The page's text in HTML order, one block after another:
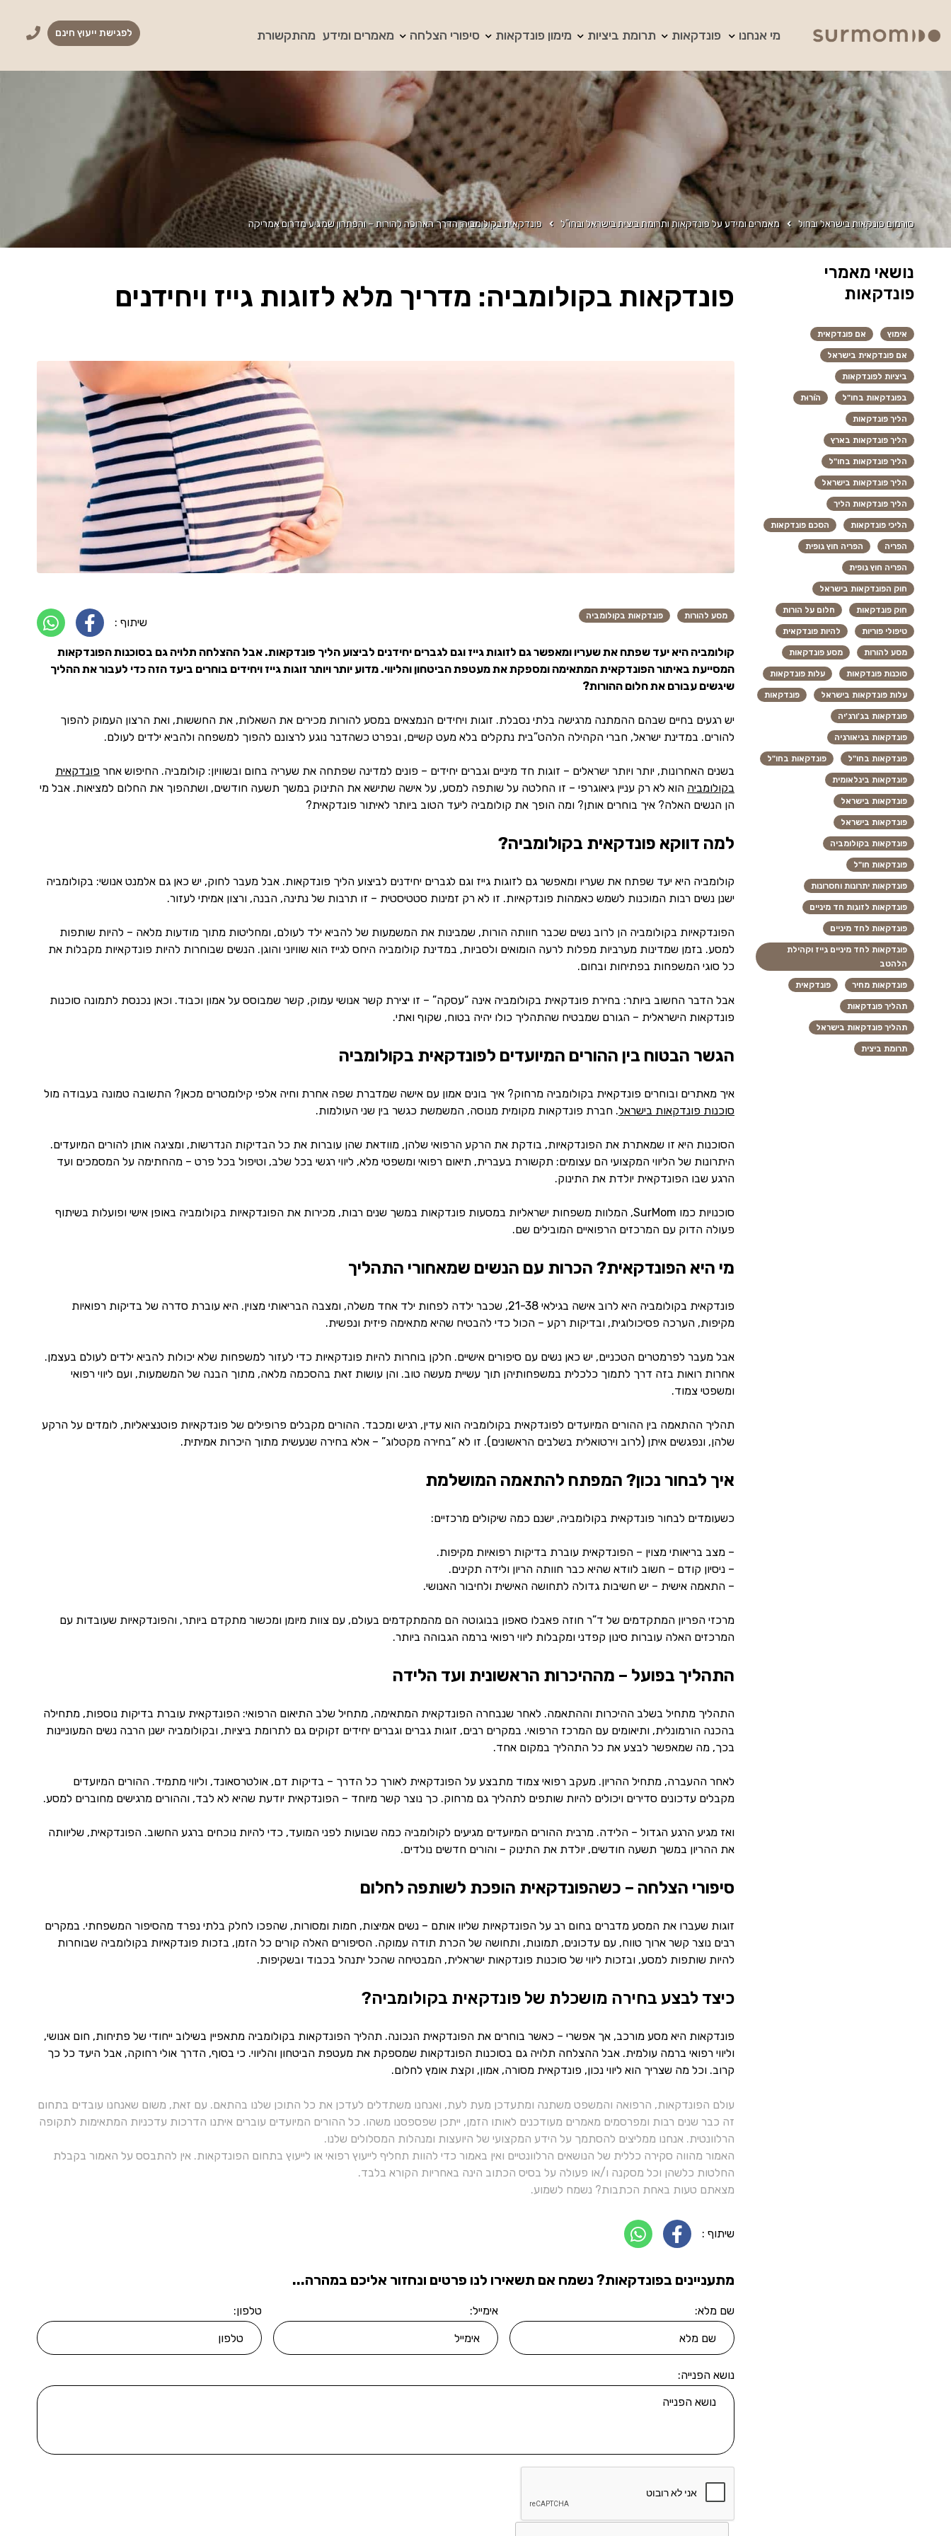
לפגישת ייעוץ חינם מי אנחנו פונדקאות תרומת ביציות מימון פונדקאות סיפורי הצלחה מאמרים ומידע מהתקשורת
סורמום פונקאות בישראל ובחול מאמרים ומידע על פונדקאות ותרומת ביצית בישראל ובחו"ל פונדקאית בקולומביה: הדרך הארוכה להורות – והפתרון שמגיע מדרום אמריקה
פונדקאות בקולומביה: מדריך מלא לזוגות גייז ויחידנים
מסע להורות פונדקאות בקולומביה שיתוף :
קולומביה היא יעד שפתח את שעריו ומאפשר גם לזוגות גייז וגם לגברים יחידנים לביצוע הליך פונדקאות. אבל ההצלחה תלויה גם בסוכנות הפונדקאות
המסייעת באיתור הפונדקאית המתאימה ומספקת את מעטפת הביטחון והליווי. מדוע יותר ויותר זוגות גייז ויחידים בוחרים ביעד הזה כדי לעבור את ההליך
שיגשים עבורם את חלום ההורות?
יש רגעים בחיים שבהם ההמתנה מרגישה בלתי נסבלת. זוגות ויחידים הנמצאים במסע להורות מכירים את השאלות, את החששות, ואת הרצון העמוק להפוך
להורים. במדינת ישראל, חברי הקהילה הלהט”בית נתקלים בלא מעט קשיים, ובפרט כשהדבר נוגע לרצונם להפוך למשפחה ולהביא ילדים לעולם.
בשנים האחרונות, יותר ויותר ישראלים – זוגות חד מיניים וגברים יחידים – פונים למדינה שפתחה את שעריה בחום ובשוויון: קולומביה. החיפוש אחר פונדקאית
בקולומביה הוא לא רק עניין גיאוגרפי – זו החלטה על שותפה למסע, על אישה שתישא את התינוק במשך תשעה חודשים, ושתהפוך את החלום למציאות. אבל מי
הן הנשים האלה? איך בוחרים אותן? ומה הופך את קולומביה ליעד הטוב ביותר לאיתור פונדקאית?
למה דווקא פונדקאית בקולומביה?
קולומביה היא יעד שפתח את שעריו ומאפשר גם לזוגות גייז וגם לגברים יחידנים לביצוע הליך פונדקאות. אבל מעבר לחוק, יש כאן גם אלמנט אנושי: בקולומביה
ישנן נשים רבות המוכנות לשמש כאמהות פונדקאיות. זו לא רק זמינות סטטיסטית – זו תרבות של נתינה, הבנה, ורצון אמיתי לעזור.
הפונדקאיות בקולומביה הן לרוב נשים שכבר חוותה הורות, שמבינות את המשמעות של להביא ילד לעולם, ומחליטות מתוך מודעות מלאה – להיות שותפות
למסע. בזמן שמדינות מערביות מפלות לרעה הומואים ולסביות, במדינת קולומביה היחס לגייז הוא שוויוני והוגן. הנשים שבוחרות להיות פונדקאיות מקבלות את
כל סוגי המשפחות בפתיחות ובחום.
אבל הדבר החשוב ביותר: בחירת פונדקאית בקולומביה אינה “עסקה” – זו יצירת קשר אנושי עמוק, קשר שמבוסס על אמון וכבוד. וכאן נכנסת לתמונה סוכנות
פונדקאות הישראלית – הגורם שמבטיח שהתהליך כולו יהיה בטוח, שקוף ואתי.
הגשר הבטוח בין ההורים המיועדים לפונדקאית בקולומביה
איך מאתרים ובוחרים פונדקאית בקולומביה מרחוק? איך בונים אמון עם אישה שמדברת שפה אחרת וחיה אלפי קילומטרים מכאן? התשובה טמונה בעבודה מול
סוכנות פונדקאות בישראל. חברת פונדקאות מקומית מנוסה, המשמשת כגשר בין שני העולמות.
הסוכנות היא זו שמאתרת את הפונדקאיות, בודקת את הרקע הרפואי שלהן, מוודאת שהן עוברות את כל הבדיקות הנדרשות, ומציגה אותן להורים המיועדים.
היתרונות של הליווי המקצועי הם עצומים: תקשורת בעברית, תיאום רפואי ומשפטי מלא, ליווי רגשי בכל שלב, וטיפול בכל פרט – מהחתימה על המסמכים ועד
הרגע שבו הפונדקאית יולדת את התינוק.
סוכנויות כמו SurMom, המלוות משפחות ישראליות במסעות פונדקאות במשך שנים רבות, מכירות את הפונדקאיות בקולומביה באופן אישי ופועלות בשיתוף
פעולה הדוק עם המרכזים הרפואיים המובילים שם.
מי היא הפונדקאית? הכרות עם הנשים שמאחורי התהליך
פונדקאית בקולומביה היא לרוב אישה בגילאי 21-38, שכבר ילדה לפחות ילד אחד משלה, ומצבה הבריאותי מצוין. היא עוברת סדרה של בדיקות רפואיות
מקיפות, הערכה פסיכולוגית, ובדיקות רקע – הכול כדי להבטיח שהיא מתאימה פיזית ונפשית.
אבל מעבר לפרמטרים הטכניים, יש כאן נשים עם סיפורים אישיים. חלקן בוחרות להיות פונדקאיות כדי לעזור למשפחות שלא יכולות להביא ילדים לעולם בעצמן.
אחרות רואות בזה דרך לתמוך כלכלית במשפחותיהן תוך עשיית מעשה טוב. והן עושות זאת בהסכמה מלאה, מתוך הבנה של המשמעות, ועם ליווי רפואי
ומשפטי צמוד.
תהליך ההתאמה בין ההורים המיועדים לפונדקאית בקולומביה הוא עדין, רגיש ומכבד. ההורים מקבלים פרופילים של פונדקאיות פוטנציאליות, לומדים על הרקע
שלהן, ונפגשים איתן (לרוב וירטואלית בשלבים הראשונים). זו לא “בחירה מקטלוג” – אלא בחירה שנעשית מתוך היכרות אמיתית.
איך לבחור נכון? המפתח להתאמה המושלמת
כשעומדים לבחור פונדקאית בקולומביה, ישנם כמה שיקולים מרכזיים:
– מצב בריאותי מצוין – הפונדקאית עוברת בדיקות רפואיות מקיפות.
– ניסיון קודם – חשוב לוודא שהיא כבר חוותה הריון ולידה תקינים.
– התאמה אישית – יש חשיבות גדולה לתחושה האישית ולחיבור האנושי.
מרכזי הפריון המתקדמים של ד”ר חוזה פאבלו סאפון בבוגוטה הם מהמתקדמים בעולם, עם צוות מיומן ומכשור מתקדם ביותר, והפונדקאיות שעובדות עם
המרכזים האלה עוברות סינון קפדני ומקבלות ליווי רפואי ברמה הגבוהה ביותר.
התהליך בפועל – מההיכרות הראשונית ועד הלידה
התהליך מתחיל בשלב ההיכרות וההתאמה. לאחר שנבחרה הפונדקאית המתאימה, מתחיל שלב התיאום הרפואי: הפונדקאית עוברת בדיקות נוספות, מתחילה
בהכנה הורמונלית, ותיאומים עם המרכז הרפואי. במקרים רבים, זוגות גברים וגברים יחידים זקוקים גם לתרומת ביציות, ובקולומביה ישנן הרבה נשים המעוניינות
בכך, מה שמאפשר לבצע את כל התהליך במקום אחד.
לאחר ההעברה, מתחיל ההריון. מעקב רפואי צמוד מתבצע על הפונדקאית לאורך כל הדרך – בדיקות דם, אולטרסאונד, וליווי מתמיד. ההורים המיועדים
מקבלים עדכונים סדירים ויכולים להיות שותפים לתהליך גם מרחוק. כך נוצר קשר מיוחד – הפונדקאית יודעת שהיא לא לבד, וההורים מרגישים מחוברים למסע.
ואז מגיע הרגע הגדול – הלידה. מרבית ההורים המיועדים מגיעים לקולומביה כמה שבועות לפני המועד, כדי להיות נוכחים ברגע החשוב. הפונדקאית, שליוותה
את ההריון במשך תשעה חודשים, יולדת את התינוק – והורים חדשים נולדים.
סיפורי הצלחה – כשהפונדקאית הופכת לשותפה לחלום
זוגות שעברו את המסע מדברים בחום רב על הפונדקאיות שליוו אותם – נשים אמיצות, חמות ומסורות, שהפכו לחלק בלתי נפרד מהסיפור המשפחתי. במקרים
רבים נוצר קשר ארוך טווח, עם עדכונים, תמונות, ותחושה של הכרת תודה עמוקה. הסיפורים האלה קורים כל הזמן, בזכות פונדקאיות בקולומביה שבוחרות
להיות שותפות למסע, ובזכות ליווי של סוכנות פונדקאות ישראלית, המבטיחה שהכל יתנהל בכבוד ובשקיפות.
כיצד לבצע בחירה מושכלת של פונדקאית בקולומביה?
פונדקאות היא מסע מורכב, אך אפשרי – כאשר בוחרים את הפונדקאית הנכונה. תהליך הפונדקאות בקולומביה מתאפיין בשילוב ייחודי של פתיחות, חום אנושי,
וליווי רפואי ברמה עולמית. אבל ההצלחה תלויה גם בסוכנות הפונדקאות שמספקת את מעטפת הביטחון והליווי. כי בסוף, הדרך אולי רחוקה, אבל היעד כל כך
קרוב. וכל מה שצריך הוא ליווי נכון, פונדקאית מסורה, אמון, וקצת אומץ לחלום.
עולם הפונדקאות, הרפואה והמשפט משתנה ומתעדכן מעת לעת, ואנחנו משתדלים לעדכן את כל התוכן שלנו בהתאם. עם זאת, משום שאנחנו עובדים בתחום
זה כבר שנים רבות ומפרסמים מאמרים מעודכנים לאותו הזמן, ייתכן שפספסנו משהו. כל ההורים המיועדים עוברים איתנו הדרכות עדכניות המתאימות לתקופה
הרלוונטית. אנחנו ממליצים להסתמך על הידע המקצועי של היועצות ומנהלות המסלולים שלנו.
האמור מהווה סקירה כללית של הנושאים הרלוונטיים ואין באמור כדי להוות תחליף לייעוץ רפואי או לייעוץ בתחום הפונדקאות. אין להתבסס על האמור בקבלת
החלטות כלשהן וכל מסקנה ו/או פעולה על בסיס הכתוב הינה באחריות הקורא בלבד.
מצאתם טעות באחת הכתבות? נשמח לשמוע.
שיתוף :
מתעניינים בפונדקאות? נשמח אם תשאירו לנו פרטים ונחזור אליכם במהרה...
שם מלא: אימייל: טלפון:
נושא הפנייה:
נושאי מאמרי
פונדקאות
אימוץ אם פונדקאית
אם פונדקאית בישראל
ביציות לפונדקאות
בפונדקאות בחו"ל הוֹרוּת
הליך פונדקאות
הליך פונדקאות בארץ
הליך פונדקאות בחו"ל
הליך פונדקאות בישראל
הליך פונדקאות הליך
הליכי פונדקאות הסכם פונדקאות
הפריה הפריה חוץ גופית
הפריה חוץ גופית
חוק הפונדקאות בישראל
חוק פונדקאות חלום על הורות
טיפולי פוריות להיות פונדקאית
מסע להורות מסע פונדקאות
סוכנות פונדקאות עלות פונדקאות
עלות פונדקאות בישראל פונדקאות
פונדקאות בג'ורג'יה
פונדקאות בגיאורגיה
פונדקאות בחו"ל פונדקאות בחו"ל
פונדקאות בינלאומית
פונדקאות בישראל
פונדקאות בישראל
פונדקאות בקולומביה
פונדקאות חו"ל
פונדקאות יתרונות וחסרונות
פונדקאות לזוגות חד מיניים
פונדקאות לחד מיניים
פונדקאות לחד מיניים גייז וקהילת
הלהטב
פונדקאות מחיר פונדקאית
תהליך פונדקאות
תהליך פונדקאות בישראל
תרומת ביצית